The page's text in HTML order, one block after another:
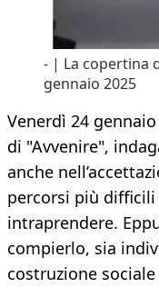
- | La copertina
gennaio 2025
Venerdì 24
di "Avvenire",
anche
percorsi più difficili
intraprendere.
compierlo, sia
costruzione